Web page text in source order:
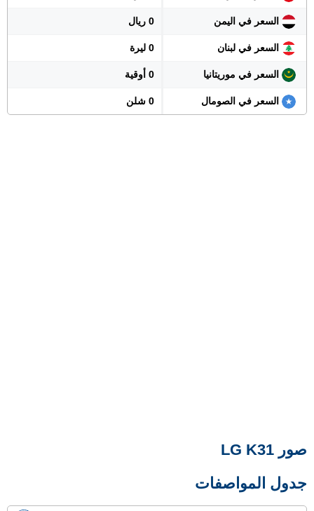
السعر في اليمن 0 ريال
السعر في لبنان 0 ليرة
السعر في موريتانيا 0 أوقية
السعر في الصومال 0 شلن
صور LG K31
جدول المواصفات